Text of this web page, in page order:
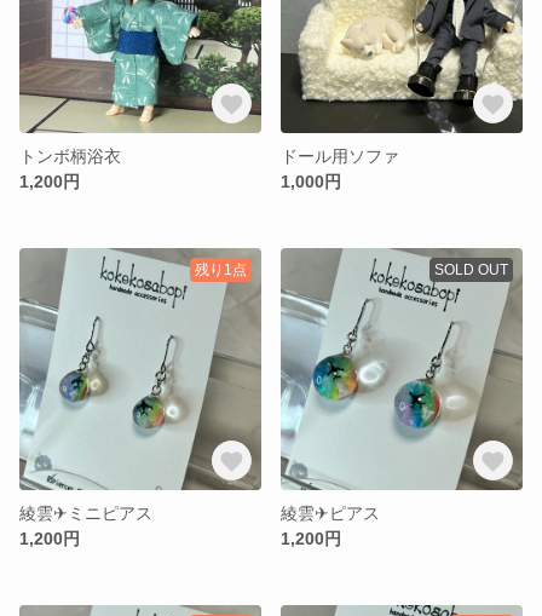
トンボ柄浴衣
1,200円
ドール用ソファ
1,000円
残り1点
綾雲✈︎ミニピアス
1,200円
SOLD OUT
綾雲✈︎ピアス
1,200円